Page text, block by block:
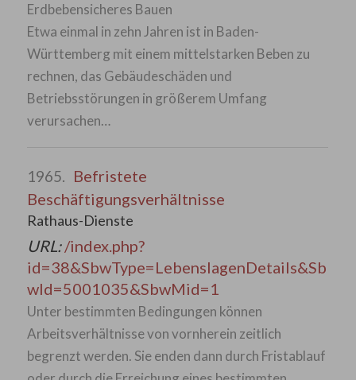
Erdbebensicheres Bauen
Etwa einmal in zehn Jahren ist in Baden-
Württemberg mit einem mittelstarken Beben zu
rechnen, das Gebäudeschäden und
Betriebsstörungen in größerem Umfang
verursachen…
1965. Befristete
Beschäftigungsverhältnisse
Rathaus-Dienste
URL:/index.php?
id=38&SbwType=LebenslagenDetails&Sb
wId=5001035&SbwMid=1
Unter bestimmten Bedingungen können
Arbeitsverhältnisse von vornherein zeitlich
begrenzt werden. Sie enden dann durch Fristablauf